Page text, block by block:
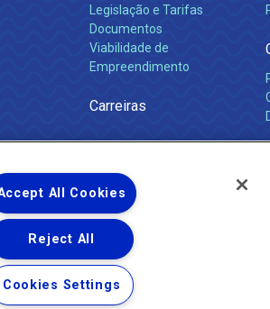
Legislação e Tarifas
Documentos
Viabilidade de
Empreendimento
Carreiras
Estado do Rio de Janeiro
http://
Reservados.
All Cookies
Reject All
Cookies Settings